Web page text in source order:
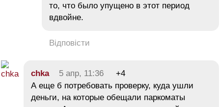
то, что было упущено в этот период
вдвойне.
Відповісти
chka 5 апр, 11:36
+4
А еще б потребовать проверку, куда ушли
деньги, на которые обещали паркоматы